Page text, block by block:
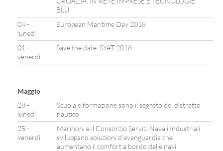
BLU
04 -
lunedì
European Maritime Day 2018
01 -
venerdì
Save the date: SYAT 2018
Maggio
28 -
lunedì
Scuola e formazione sono il segreto del distretto
nautico
25 -
venerdì
Marinoni e il Consorzio Servizi Navali Industriali
sviluppano soluzioni d’avanguardia che
aumentano il comfort a bordo delle navi